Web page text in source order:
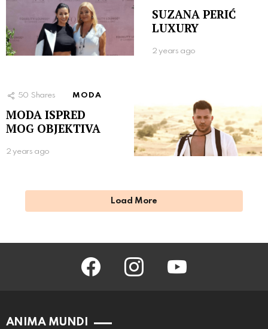
SUZANA PERIĆ
LUXURY
2 years ago
50 Shares MODA
MODA ISPRED
MOG OBJEKTIVA
2 years ago
Load More
facebook instagram youtube
ANIMA MUNDI